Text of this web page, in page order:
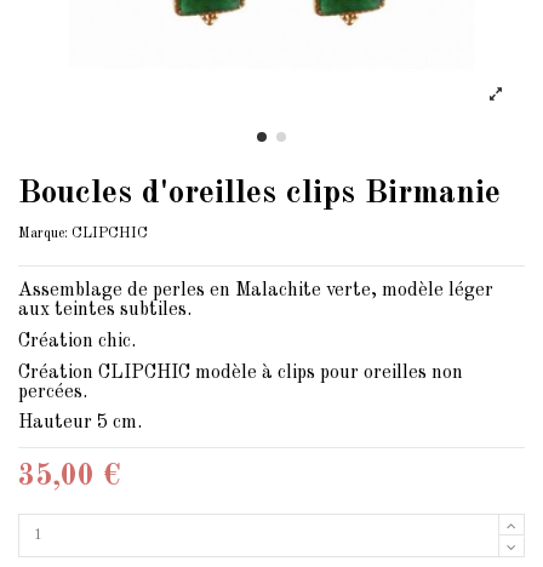
Boucles d'oreilles clips Birmanie
Marque: CLIPCHIC
Assemblage de perles en Malachite verte, modèle léger
aux teintes subtiles.
Création chic.
Création CLIPCHIC modèle à clips pour oreilles non
percées.
Hauteur 5 cm.
35,00 €